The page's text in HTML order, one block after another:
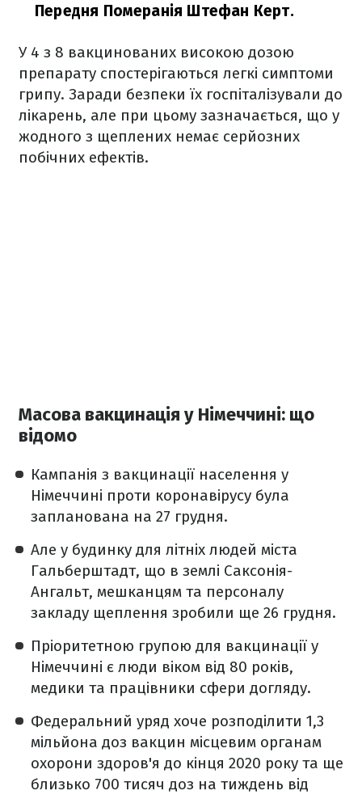
Передня Померанія Штефан Керт.
У 4 з 8 вакцинованих високою дозою
препарату спостерігаються легкі симптоми
грипу. Заради безпеки їх госпіталізували до
лікарень, але при цьому зазначається, що у
жодного з щеплених немає серйозних
побічних ефектів.
Масова вакцинація у Німеччині: що
відомо
Кампанія з вакцинації населення у
Німеччині проти коронавірусу була
запланована на 27 грудня.
Але у будинку для літніх людей міста
Гальберштадт, що в землі Саксонія-
Ангальт, мешканцям та персоналу
закладу щеплення зробили ще 26 грудня.
Пріоритетною групою для вакцинації у
Німеччині є люди віком від 80 років,
медики та працівники сфери догляду.
Федеральний уряд хоче розподілити 1,3
мільйона доз вакцин місцевим органам
охорони здоров'я до кінця 2020 року та ще
близько 700 тисяч доз на тиждень від